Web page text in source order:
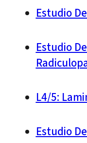
Estudio
Estudio
L4/5:
Estudio